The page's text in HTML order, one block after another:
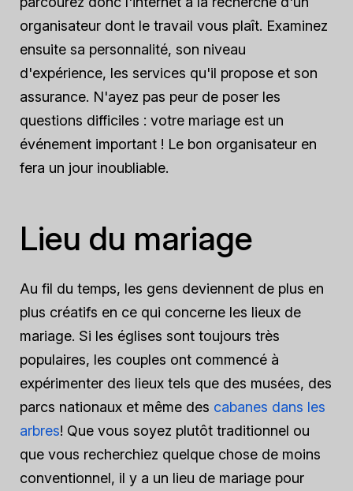
organisateur dont le travail vous plaît. Examinez
ensuite sa personnalité, son niveau
d'expérience, les services qu'il propose et son
assurance. N'ayez pas peur de poser les
questions difficiles : votre mariage est un
événement important ! Le bon organisateur en
fera un jour inoubliable.
Lieu du mariage
Au fil du temps, les gens deviennent de plus en
plus créatifs en ce qui concerne les lieux de
mariage. Si les églises sont toujours très
populaires, les couples ont commencé à
expérimenter des lieux tels que des musées, des
parcs nationaux et même des cabanes dans les
arbres! Que vous soyez plutôt traditionnel ou
que vous recherchiez quelque chose de moins
conventionnel, il y a un lieu de mariage pour